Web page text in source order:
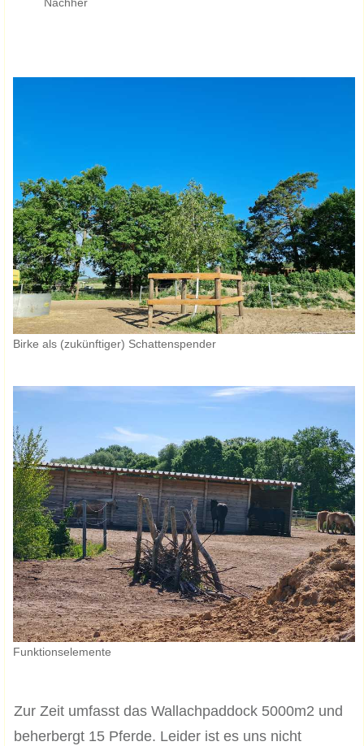
Birke als (zukünftiger) Schattenspender
Funktionselemente
Zur Zeit umfasst das Wallachpaddock 5000m2 und
beherbergt 15 Pferde. Leider ist es uns nicht